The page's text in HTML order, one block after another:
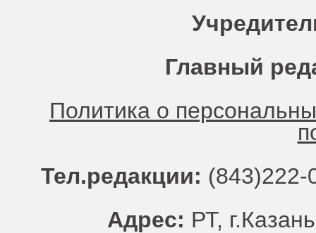
Главный
Политика о
Тел.редакции:
Адрес: РТ,